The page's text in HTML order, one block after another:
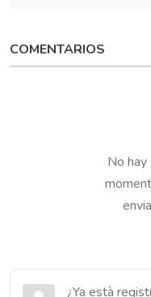
COMENTARIOS
No
¿Ya està